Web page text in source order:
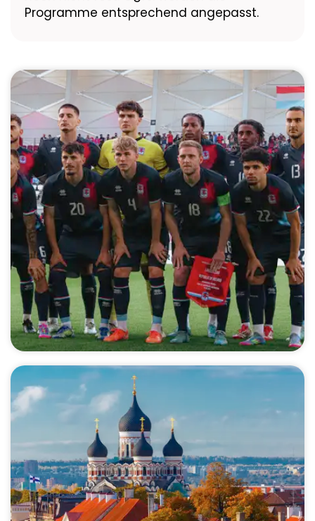
Programme entsprechend angepasst.